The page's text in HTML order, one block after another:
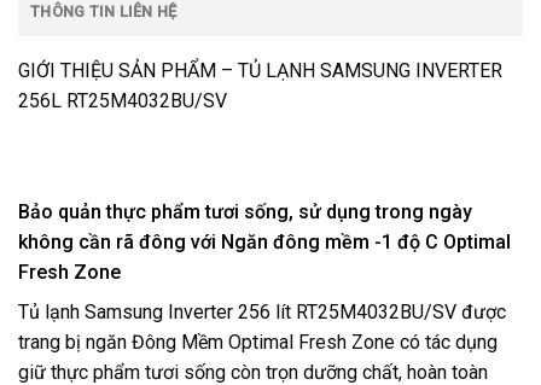
THÔNG TIN LIÊN HỆ
GIỚI THIỆU SẢN PHẨM – TỦ LẠNH SAMSUNG INVERTER
256L RT25M4032BU/SV
Bảo quản thực phẩm tươi sống, sử dụng trong ngày
không cần rã đông với Ngăn đông mềm -1 độ C Optimal
Fresh Zone
Tủ lạnh Samsung Inverter 256 lít RT25M4032BU/SV được
trang bị ngăn Đông Mềm Optimal Fresh Zone có tác dụng
giữ thực phẩm tươi sống còn trọn dưỡng chất, hoàn toàn